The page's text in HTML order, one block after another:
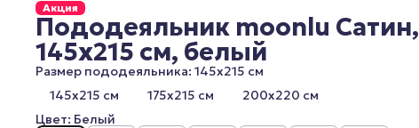
Акция
Пододеяльник moonlu Сатин,
145x215 см, белый
Размер пододеяльника: 145x215 см
145x215 см
175x215 см
200x220 см
Цвет: Белый